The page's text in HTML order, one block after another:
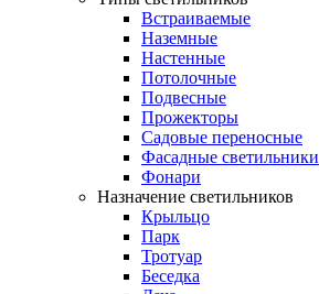
Встраиваемые
Наземные
Настенные
Потолочные
Подвесные
Прожекторы
Садовые переносные
Фасадные светильники
Фонари
Назначение светильников
Крыльцо
Парк
Тротуар
Беседка